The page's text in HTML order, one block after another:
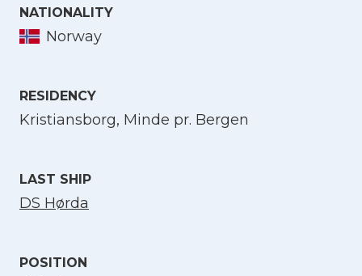
NATIONALITY
Norway
RESIDENCY
Kristiansborg, Minde pr. Bergen
LAST SHIP
DS Hørda
POSITION
Select Language
Norsk bokmål